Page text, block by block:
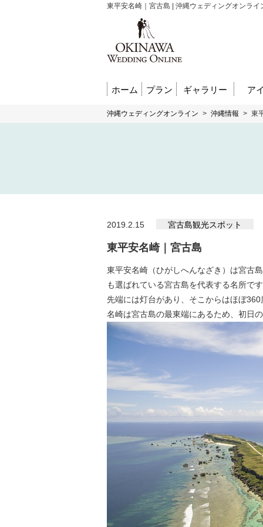
東平安名崎｜宮古島 | 沖縄ウェディングオンライ
ホーム プラン ギャラリー ア
沖縄ウェディングオンライン > 沖縄情報 > 東
2019.2.15 宮古島観光スポット
東平安名崎｜宮古島
東平安名崎（ひがしへんなざき）は宮古
も選ばれている宮古島を代表する名所で
先端には灯台があり、そこからはほぼ
名崎は宮古島の最東端にあるため、初日